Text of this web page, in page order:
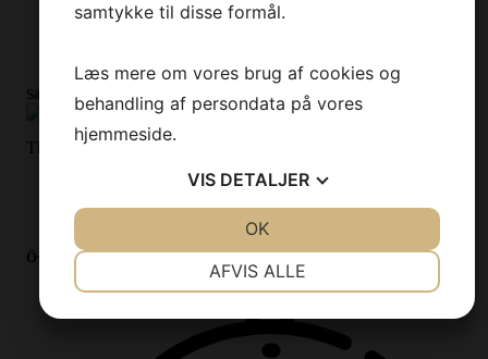
I am a list
Säkerhet
This is more
rich text.
Lists are cool
Övrigt
samtykke til disse formål.
Læs mere om vores brug af cookies og
behandling af persondata på vores
hjemmeside.
VIS DETALJER
MARKETING STATISTIK
AFVIS ALLE
OK